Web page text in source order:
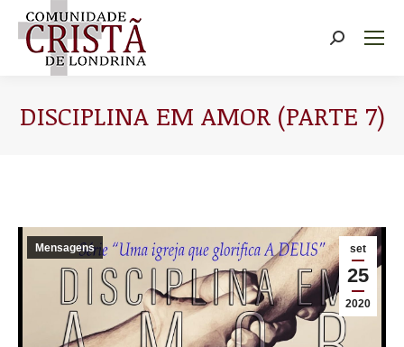
Buscar
DISCIPLINA EM AMOR (PARTE 7)
set
25
2020
Mensagens